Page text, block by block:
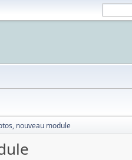
nouveau module